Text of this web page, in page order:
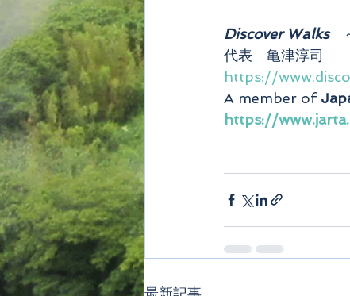
Discover Walks ～
代表　亀津淳司
https://
A member of
https://